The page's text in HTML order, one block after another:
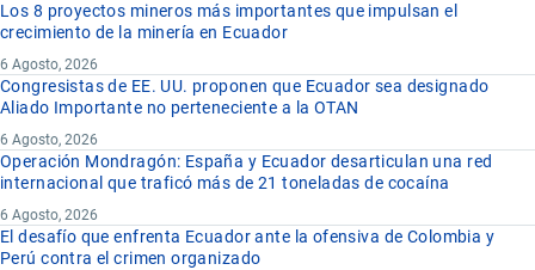
Los 8 proyectos mineros más importantes que impulsan el
crecimiento de la minería en Ecuador
6 Agosto, 2026
Congresistas de EE. UU. proponen que Ecuador sea designado
Aliado Importante no perteneciente a la OTAN
6 Agosto, 2026
Operación Mondragón: España y Ecuador desarticulan una red
internacional que traficó más de 21 toneladas de cocaína
6 Agosto, 2026
El desafío que enfrenta Ecuador ante la ofensiva de Colombia y
Perú contra el crimen organizado